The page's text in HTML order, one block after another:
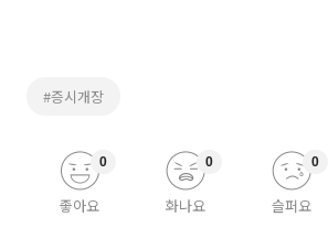
#증시개장
좋아요
0
화나요
0
슬퍼요
0